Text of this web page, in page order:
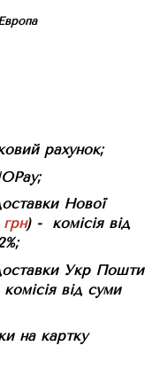
рахунок;
Нової
) - комісія від
Укр Пошти
від суми
на картку